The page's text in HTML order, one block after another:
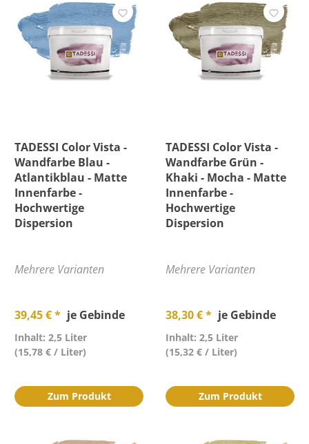
TADESSI Color Vista -
Wandfarbe Blau -
Atlantikblau - Matte
Innenfarbe -
Hochwertige
Dispersion
Mehrere Varianten
39,45 € * je Gebinde
Inhalt: 2,5 Liter
(15,78 € / Liter)
Zum Produkt
TADESSI Color Vista -
Wandfarbe Grün -
Khaki - Mocha - Matte
Innenfarbe -
Hochwertige
Dispersion
Mehrere Varianten
38,30 € * je Gebinde
Inhalt: 2,5 Liter
(15,32 € / Liter)
Zum Produkt